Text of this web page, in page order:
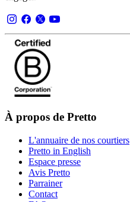
À propos de Pretto
L'annuaire de nos courtiers
Pretto in English
Espace presse
Avis Pretto
Parrainer
Contact